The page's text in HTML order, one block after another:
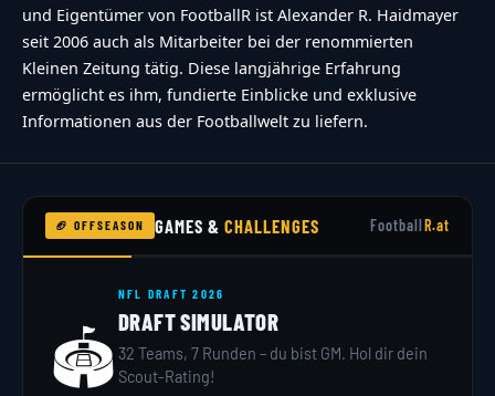
und Eigentümer von FootballR ist Alexander R. Haidmayer
seit 2006 auch als Mitarbeiter bei der renommierten
Kleinen Zeitung tätig. Diese langjährige Erfahrung
ermöglicht es ihm, fundierte Einblicke und exklusive
Informationen aus der Footballwelt zu liefern.
🏈 OFFSEASON GAMES &CHALLENGES FootballR.at
🏟️
NFL DRAFT 2026
DRAFT SIMULATOR
32 Teams, 7 Runden – du bist GM. Hol dir dein
Scout-Rating!